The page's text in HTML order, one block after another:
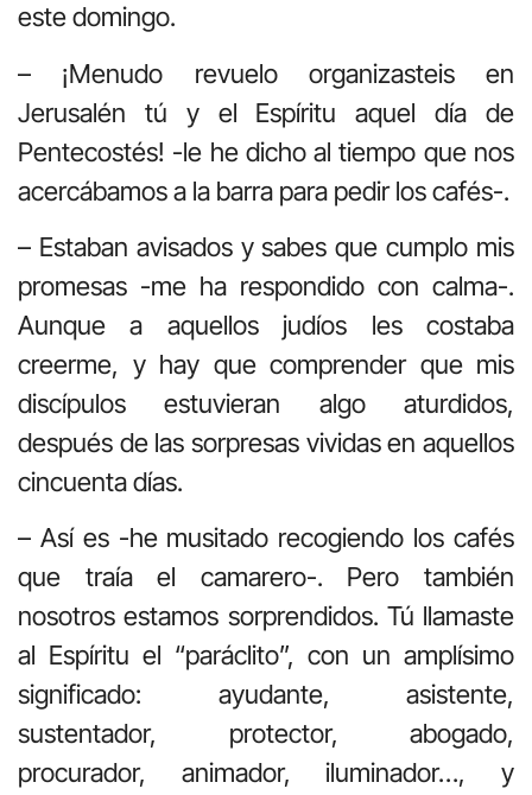
este domingo.
– ¡Menudo revuelo organizasteis en
Jerusalén tú y el Espíritu aquel día de
Pentecostés! -le he dicho al tiempo que nos
acercábamos a la barra para pedir los cafés-.
– Estaban avisados y sabes que cumplo mis
promesas -me ha respondido con calma-.
Aunque a aquellos judíos les costaba
creerme, y hay que comprender que mis
discípulos estuvieran algo aturdidos,
después de las sorpresas vividas en aquellos
cincuenta días.
– Así es -he musitado recogiendo los cafés
que traía el camarero-. Pero también
nosotros estamos sorprendidos. Tú llamaste
al Espíritu el “paráclito”, con un amplísimo
significado: ayudante, asistente,
sustentador, protector, abogado,
procurador, animador, iluminador…, y